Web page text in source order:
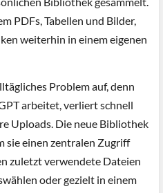
PDFs, Tabellen und Bilder,
weiterhin in einem eigenen
Problem auf, denn
arbeitet, verliert schnell
Uploads. Die neue Bibliothek
sie einen zentralen Zugriff
zuletzt verwendete Dateien
oder gezielt in einem